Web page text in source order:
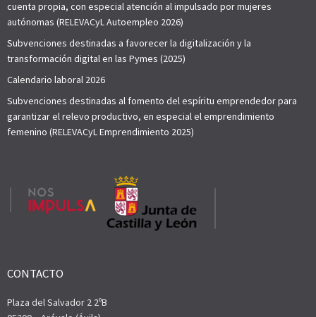
cuenta propia, con especial atención al impulsado por mujeres
autónomas (RELEVACyL Autoempleo 2026)
Subvenciones destinadas a favorecer la digitalización y la
transformación digital en las Pymes (2025)
Calendario laboral 2026
Subvenciones destinadas al fomento del espíritu emprendedor para
garantizar el relevo productivo, en especial el emprendimiento
femenino (RELEVACyL Emprendimiento 2025)
CONTACTO
Plaza del Salvador 2 2ºB